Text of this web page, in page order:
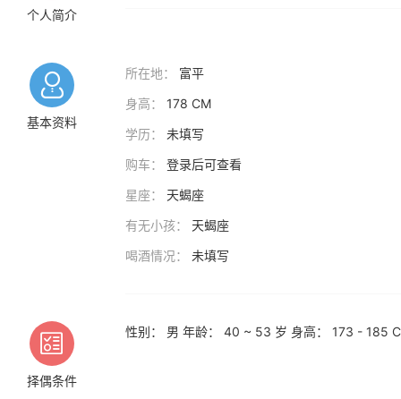
个人简介
基本资料
所在地：
富平
身高：
178 CM
学历：
未填写
购车：
登录后可查看
星座：
天蝎座
有无小孩：
天蝎座
喝酒情况：
未填写
择偶条件
性别： 男 年龄： 40 ~ 53 岁 身高： 173 - 185